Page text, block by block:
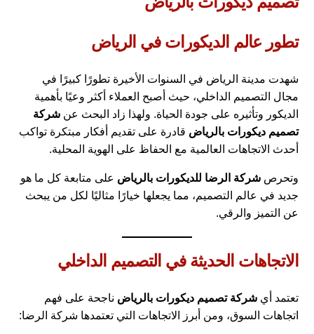
تطور عالم الديكورات في الرياض
شهدت مدينة الرياض في السنوات الأخيرة تطورًا كبيرًا في
مجال التصميم الداخلي، حيث أصبح العملاء أكثر وعيًا بأهمية
الديكور وتأثيره على جودة الحياة. ولهذا زاد البحث عنشركة
تصميم ديكورات بالرياض قادرة على تقديم أفكار مبتكرة تواكب
أحدث الاتجاهات العالمية مع الحفاظ على الهوية المحلية.
وتحرصشركة الرضا للديكورات بالرياض على متابعة كل ما هو
جديد في عالم التصميم، مما يجعلها خيارًا مثاليًا لكل من يبحث
عن التميز والرقي.
الاتجاهات الحديثة في التصميم الداخلي
تعتمد أيشركة تصميم ديكورات بالرياض ناجحة على فهم
اتجاهات السوق، ومن أبرز الاتجاهات التي تعتمدها شركة الرضا: